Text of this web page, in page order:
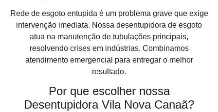
Rede de esgoto entupida é um problema grave que exige
intervenção imediata. Nossa desentupidora de esgoto
atua na manutenção de tubulações principais,
resolvendo crises em indústrias. Combinamos
atendimento emergencial para entregar o melhor
resultado.
Por que escolher nossa
Desentupidora Vila Nova Canaã?